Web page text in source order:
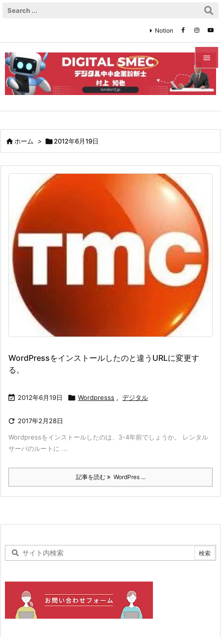


メニュ


次へ
Notion
ホーム > 2012年6月19日
WordPressをインストールしたのと違うURLに変更す
る。
 2012年6月19日  Wordpresss , デジタル
 2017年2月28日
Wordpressをインストールしたのは、3-4年前でしょうか。 レンタル
サーバのルートに ...
記事を読む WordPres ...